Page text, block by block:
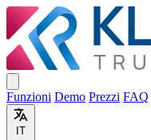
Funzioni Demo Prezzi FAQ
IT